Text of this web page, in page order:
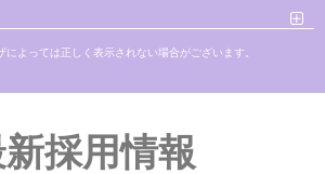
によっては正しく表示されない場合がございます。
採用情報